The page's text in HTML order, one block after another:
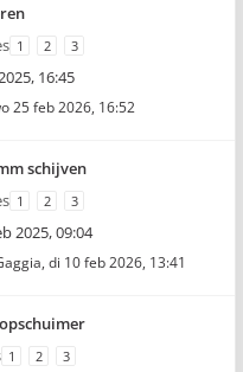
1 2 3
16:45
25 feb 2026, 16:52
schijven
1 2 3
2025, 09:04
, di 10 feb 2026, 13:41
1 2 3